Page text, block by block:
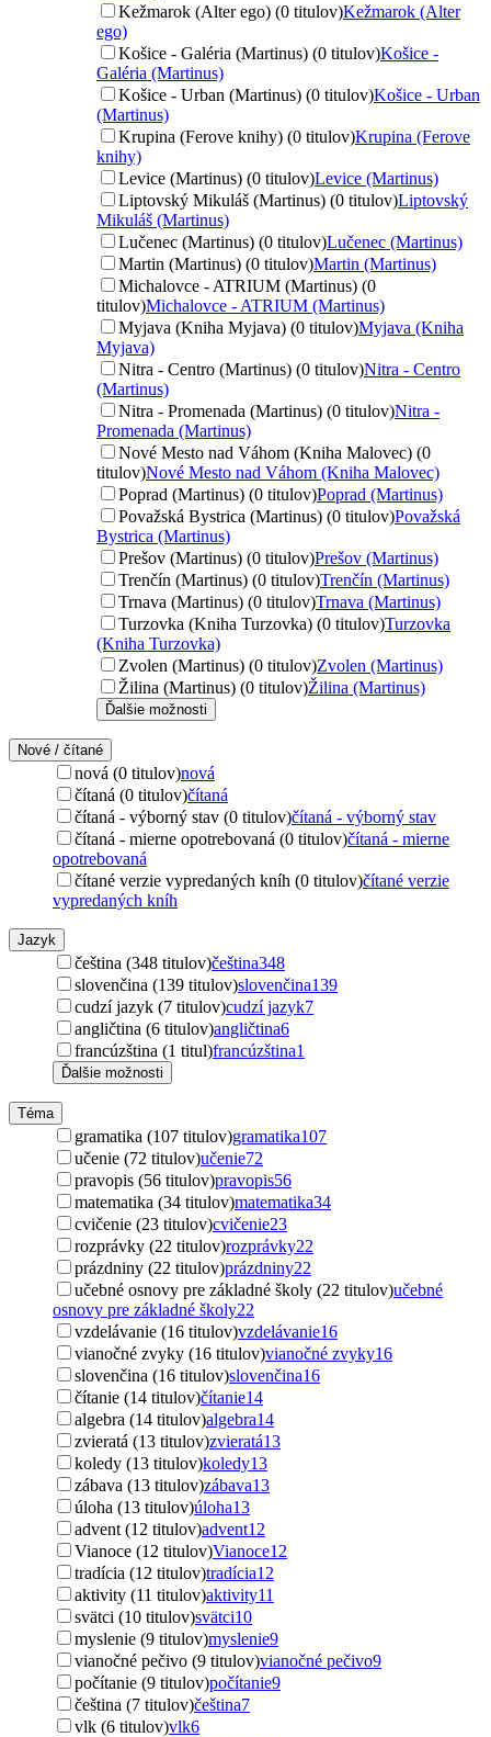
Kežmarok (Alter ego) (0 titulov)Kežmarok (Alter
ego)
Košice - Galéria (Martinus) (0 titulov)Košice -
Galéria (Martinus)
Košice - Urban (Martinus) (0 titulov)Košice - Urban
(Martinus)
Krupina (Ferove knihy) (0 titulov)Krupina (Ferove
knihy)
Levice (Martinus) (0 titulov)Levice (Martinus)
Liptovský Mikuláš (Martinus) (0 titulov)Liptovský
Mikuláš (Martinus)
Lučenec (Martinus) (0 titulov)Lučenec (Martinus)
Martin (Martinus) (0 titulov)Martin (Martinus)
Michalovce - ATRIUM (Martinus) (0
titulov)Michalovce - ATRIUM (Martinus)
Myjava (Kniha Myjava) (0 titulov)Myjava (Kniha
Myjava)
Nitra - Centro (Martinus) (0 titulov)Nitra - Centro
(Martinus)
Nitra - Promenada (Martinus) (0 titulov)Nitra -
Promenada (Martinus)
Nové Mesto nad Váhom (Kniha Malovec) (0
titulov)Nové Mesto nad Váhom (Kniha Malovec)
Poprad (Martinus) (0 titulov)Poprad (Martinus)
Považská Bystrica (Martinus) (0 titulov)Považská
Bystrica (Martinus)
Prešov (Martinus) (0 titulov)Prešov (Martinus)
Trenčín (Martinus) (0 titulov)Trenčín (Martinus)
Trnava (Martinus) (0 titulov)Trnava (Martinus)
Turzovka (Kniha Turzovka) (0 titulov)Turzovka
(Kniha Turzovka)
Zvolen (Martinus) (0 titulov)Zvolen (Martinus)
Žilina (Martinus) (0 titulov)Žilina (Martinus)
Ďalšie možnosti
Nové / čítané
nová (0 titulov)nová
čítaná (0 titulov)čítaná
čítaná - výborný stav (0 titulov)čítaná - výborný stav
čítaná - mierne opotrebovaná (0 titulov)čítaná - mierne
opotrebovaná
čítané verzie vypredaných kníh (0 titulov)čítané verzie
vypredaných kníh
Jazyk
čeština (348 titulov)čeština348
slovenčina (139 titulov)slovenčina139
cudzí jazyk (7 titulov)cudzí jazyk7
angličtina (6 titulov)angličtina6
francúzština (1 titul)francúzština1
Ďalšie možnosti
Téma
gramatika (107 titulov)gramatika107
učenie (72 titulov)učenie72
pravopis (56 titulov)pravopis56
matematika (34 titulov)matematika34
cvičenie (23 titulov)cvičenie23
rozprávky (22 titulov)rozprávky22
prázdniny (22 titulov)prázdniny22
učebné osnovy pre základné školy (22 titulov)učebné
osnovy pre základné školy22
vzdelávanie (16 titulov)vzdelávanie16
vianočné zvyky (16 titulov)vianočné zvyky16
slovenčina (16 titulov)slovenčina16
čítanie (14 titulov)čítanie14
algebra (14 titulov)algebra14
zvieratá (13 titulov)zvieratá13
koledy (13 titulov)koledy13
zábava (13 titulov)zábava13
úloha (13 titulov)úloha13
advent (12 titulov)advent12
Vianoce (12 titulov)Vianoce12
tradícia (12 titulov)tradícia12
aktivity (11 titulov)aktivity11
svätci (10 titulov)svätci10
myslenie (9 titulov)myslenie9
vianočné pečivo (9 titulov)vianočné pečivo9
počítanie (9 titulov)počítanie9
čeština (7 titulov)čeština7
vlk (6 titulov)vlk6